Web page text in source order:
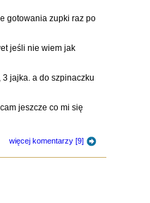
gotowania zupki raz po
jeśli nie wiem jak
jajka. a do szpinaczku
jeszcze co mi się
więcej komentarzy [9]